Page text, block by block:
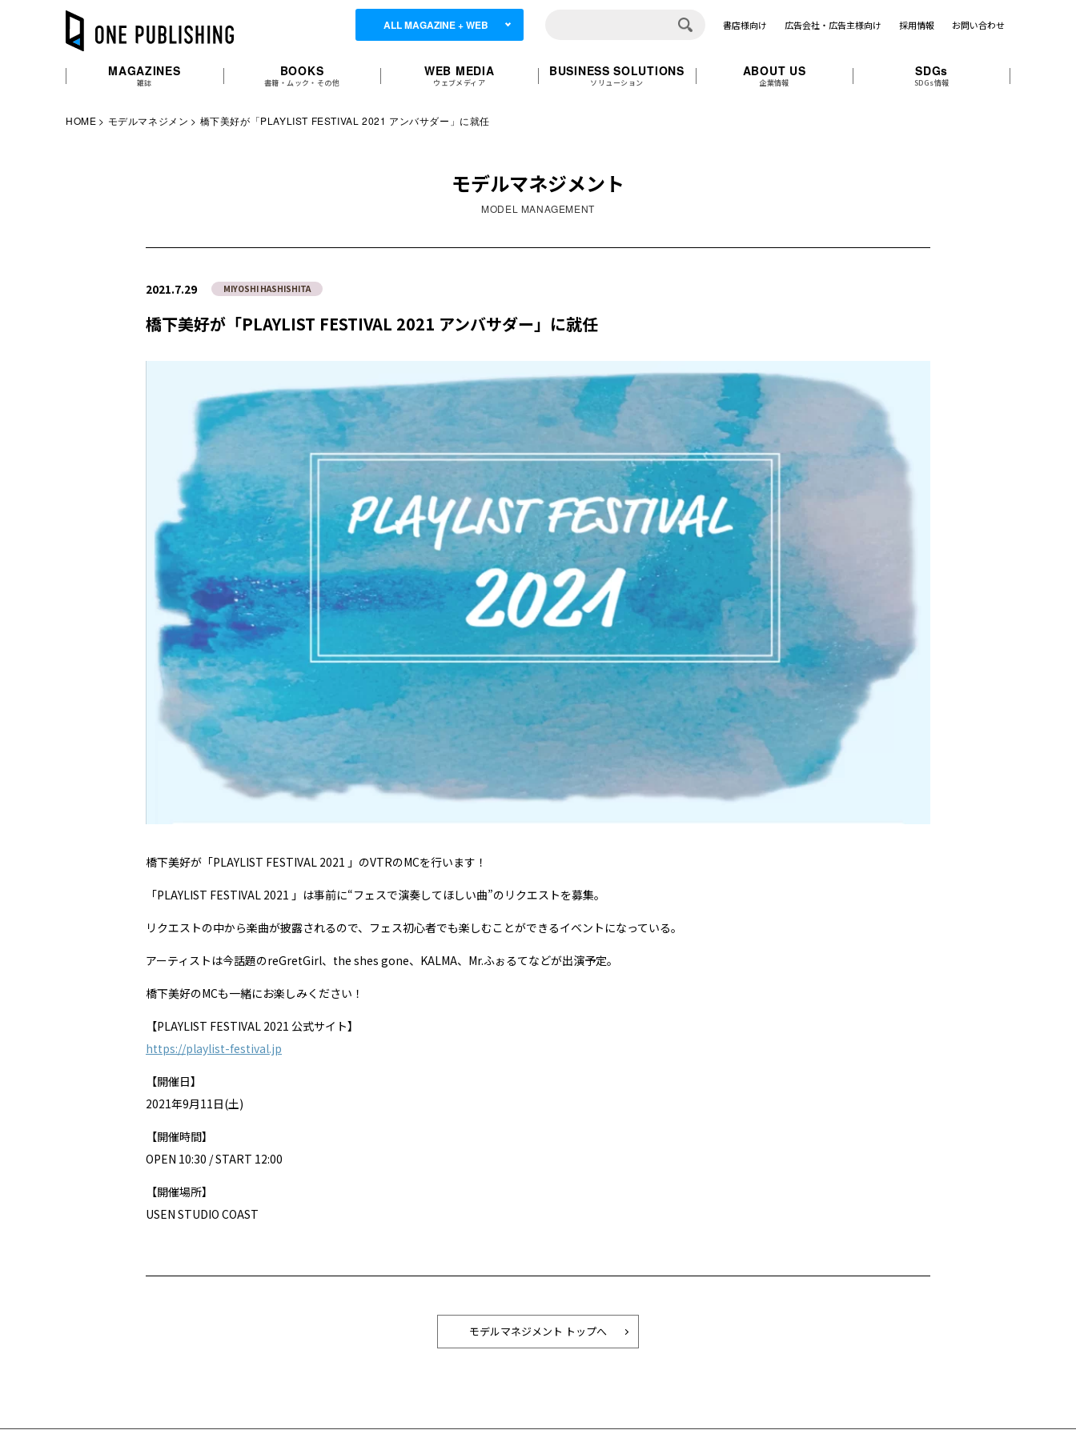
ALL MAGAZINE + WEB 書店様向け 広告会社・広告主様向け 採用情報 お問い合わせ
MAGAZINES
雑誌
BOOKS
書籍・ムック・その他
WEB MEDIA
ウェブメディア
BUSINESS SOLUTIONS
ソリューション
ABOUT US
企業情報
SDGs
SDGs情報
HOME モデルマネジメン 橋下美好が「PLAYLIST FESTIVAL 2021 アンバサダー」に就任
モデルマネジメント
MODEL MANAGEMENT
2021.7.29 MIYOSHI HASHISHITA
橋下美好が「PLAYLIST FESTIVAL 2021 アンバサダー」に就任
橋下美好が「PLAYLIST FESTIVAL 2021 」のVTRのMCを行います！
「PLAYLIST FESTIVAL 2021 」は事前に“フェスで演奏してほしい曲”のリクエストを募集。
リクエストの中から楽曲が披露されるので、フェス初心者でも楽しむことができるイベントになっている。
アーティストは今話題のreGretGirl、the shes gone、KALMA、Mr.ふぉるてなどが出演予定。
橋下美好のMCも一緒にお楽しみください！
【PLAYLIST FESTIVAL 2021 公式サイト】
https://playlist-festival.jp
【開催日】
2021年9月11日(土)
【開催時間】
OPEN 10:30 / START 12:00
【開催場所】
USEN STUDIO COAST
モデルマネジメント トップへ